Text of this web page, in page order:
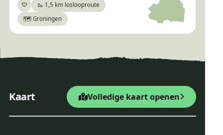
♡Bewaar🥾 1,5 km loslooproute
🗺️ Groningen
Kaart Volledige kaart openen
Wandelen bij de
Odoornerdennen, tussen
−